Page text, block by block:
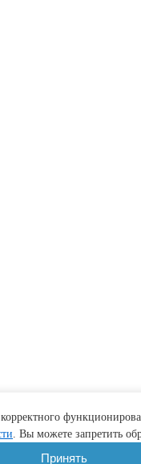
. Вы можете запретить
Принять